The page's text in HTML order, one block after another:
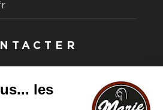
nous contacter ?
FAQ.